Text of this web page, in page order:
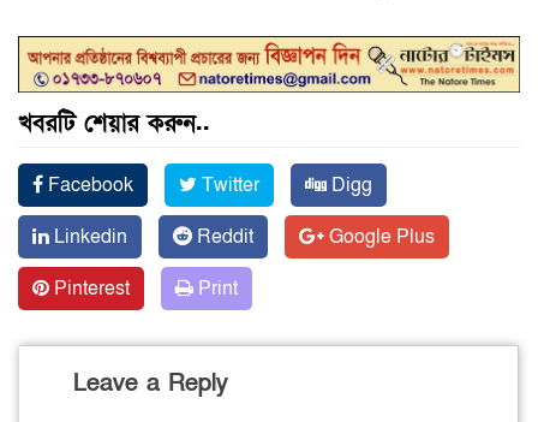
খবরটি শেয়ার করুন..
Facebook Twitter
Digg
Linkedin
Reddit
Google Plus
Pinterest
Print
Leave a Reply